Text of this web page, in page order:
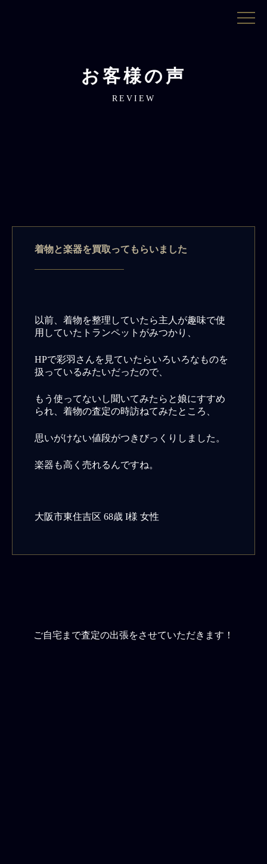
お客様の声
REVIEW
着物と楽器を買取ってもらいました
以前、着物を整理していたら主人が趣味で使
用していたトランペットがみつかり、
HPで彩羽さんを見ていたらいろいろなものを
扱っているみたいだったので、
もう使ってないし聞いてみたらと娘にすすめ
られ、着物の査定の時訪ねてみたところ、
思いがけない値段がつきびっくりしました。
楽器も高く売れるんですね。
大阪市東住吉区 68歳 I様 女性
ご自宅まで査定の出張をさせていただきます！